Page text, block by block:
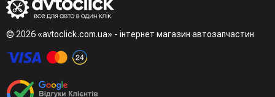
© 2026 «avtoclick.com.ua» - інтернет магазин автозапчастин